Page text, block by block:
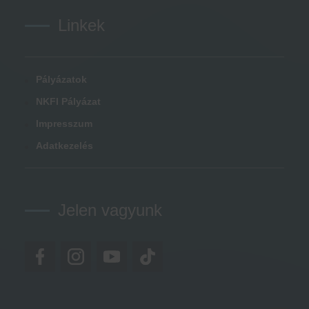
Linkek
Pályázatok
NKFI Pályázat
Impresszum
Adatkezelés
Jelen vagyunk